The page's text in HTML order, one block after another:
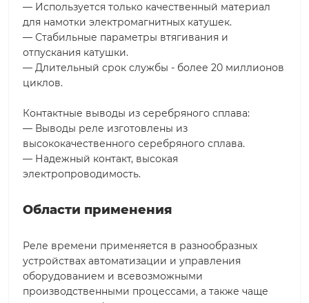
— Используется только качественный материал
для намотки электромагнитных катушек.
— Стабильные параметры втягивания и
отпускания катушки.
— Длительный срок службы - более 20 миллионов
циклов.
Контактные выводы из серебряного сплава:
— Выводы реле изготовлены из
высококачественного серебряного сплава.
— Надежный контакт, высокая
электропроводимость.
Области применения
Реле времени применяется в разнообразных
устройствах автоматизации и управления
оборудованием и всевозможными
производственными процессами, а также чаще